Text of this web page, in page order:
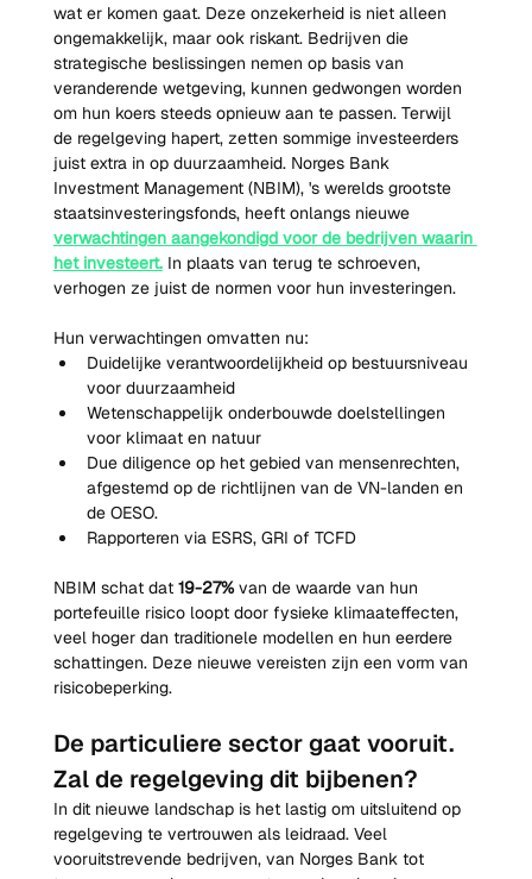
wat er komen gaat. Deze onzekerheid is niet alleen
ongemakkelijk, maar ook riskant. Bedrijven die
strategische beslissingen nemen op basis van
veranderende wetgeving, kunnen gedwongen worden
om hun koers steeds opnieuw aan te passen. Terwijl
de regelgeving hapert, zetten sommige investeerders
juist extra in op duurzaamheid. Norges Bank
Investment Management (NBIM), 's werelds grootste
staatsinvesteringsfonds, heeft onlangs nieuwe
verwachtingen aangekondigd voor de bedrijven waarin
het investeert. In plaats van terug te schroeven,
verhogen ze juist de normen voor hun investeringen.
Hun verwachtingen omvatten nu:
Duidelijke verantwoordelijkheid op bestuursniveau
voor duurzaamheid
Wetenschappelijk onderbouwde doelstellingen
voor klimaat en natuur
Due diligence op het gebied van mensenrechten,
afgestemd op de richtlijnen van de VN-landen en
de OESO.
Rapporteren via ESRS, GRI of TCFD
NBIM schat dat 19-27% van de waarde van hun
portefeuille risico loopt door fysieke klimaateffecten,
veel hoger dan traditionele modellen en hun eerdere
schattingen. Deze nieuwe vereisten zijn een vorm van
risicobeperking.
De particuliere sector gaat vooruit.
Zal de regelgeving dit bijbenen?
In dit nieuwe landschap is het lastig om uitsluitend op
regelgeving te vertrouwen als leidraad. Veel
vooruitstrevende bedrijven, van Norges Bank tot